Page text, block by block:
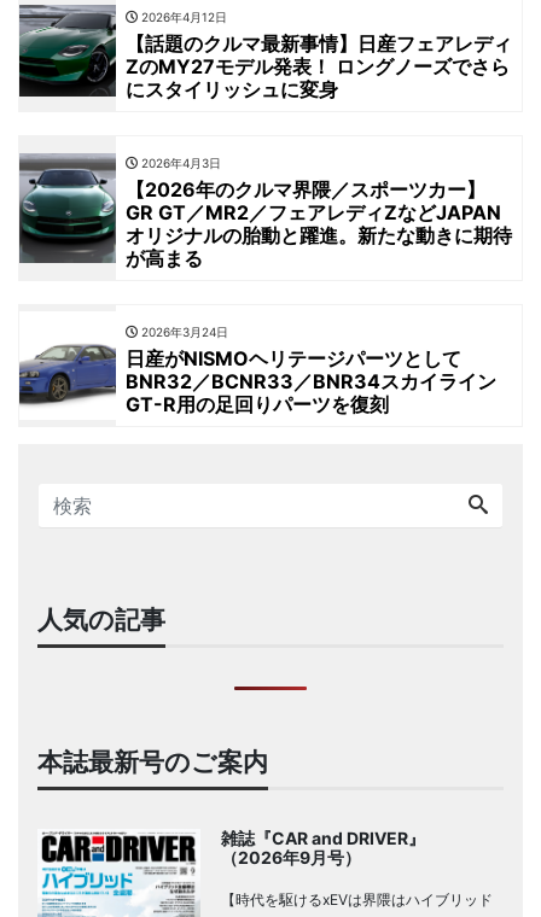
2026年4月12日
【話題のクルマ最新事情】日産フェアレディ
ZのMY27モデル発表！ ロングノーズでさら
にスタイリッシュに変身
2026年4月3日
【2026年のクルマ界隈／スポーツカー】
GR GT／MR2／フェアレディZなどJAPAN
オリジナルの胎動と躍進。新たな動きに期待
が高まる
2026年3月24日
日産がNISMOヘリテージパーツとして
BNR32／BCNR33／BNR34スカイライン
GT-R用の足回りパーツを復刻
人気の記事
本誌最新号のご案内
雑誌『CAR and DRIVER』
（2026年9月号）
【時代を駆けるxEVは界隈はハイブリッド